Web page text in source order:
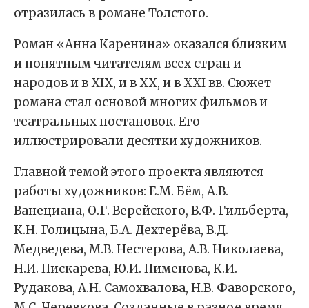
отразилась в романе Толстого.
Роман «Анна Каренина» оказался близким
и понятным читателям всех стран и
народов и в XIX, и в XX, и в XXI вв. Сюжет
романа стал основой многих фильмов и
театральных постановок. Его
иллюстрировали десятки художников.
Главной темой этого проекта являются
работы художников: Е.М. Бём, А.В.
Ванециана, О.Г. Верейского, В.Ф. Гильберта,
К.Н. Голицына, Б.А. Дехтерёва, В.Д.
Медведева, М.В. Нестерова, А.В. Николаева,
Н.И. Пискарева, Ю.И. Пименова, К.И.
Рудакова, А.Н. Самохвалова, Н.В. Фаворского,